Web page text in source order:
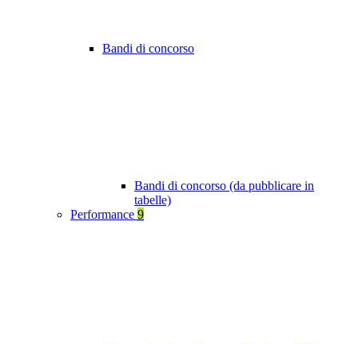
Bandi di concorso
Bandi di concorso (da pubblicare in
tabelle)
Performance 9